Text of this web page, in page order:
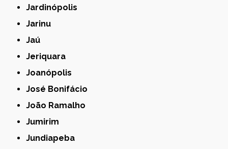
Jardinópolis
Jarinu
Jaú
Jeriquara
Joanópolis
José Bonifácio
João Ramalho
Jumirim
Jundiapeba